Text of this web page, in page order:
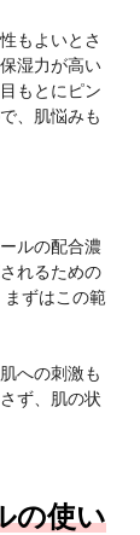
もよいとさ
湿力が高い
もとにピン
、肌悩みも
ルの配合濃
れるための
ずはこの範
への刺激も
ず、肌の状
の使い